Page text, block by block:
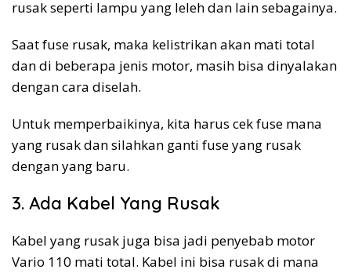
rusak seperti lampu yang leleh dan lain sebagainya.
Saat fuse rusak, maka kelistrikan akan mati total
dan di beberapa jenis motor, masih bisa dinyalakan
dengan cara diselah.
Untuk memperbaikinya, kita harus cek fuse mana
yang rusak dan silahkan ganti fuse yang rusak
dengan yang baru.
3. Ada Kabel Yang Rusak
Kabel yang rusak juga bisa jadi penyebab motor
Vario 110 mati total. Kabel ini bisa rusak di mana